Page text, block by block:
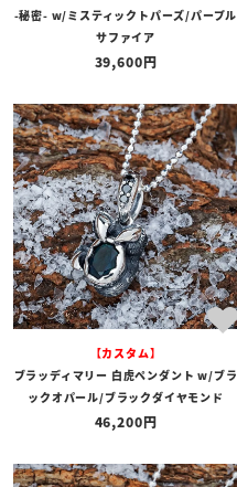
-秘密- w/ミスティックトパーズ/パープル
サファイア
39,600
【カスタム】
ブラッディマリー 白虎ペンダント w/ブラ
ックオパール/ブラックダイヤモンド
46,200